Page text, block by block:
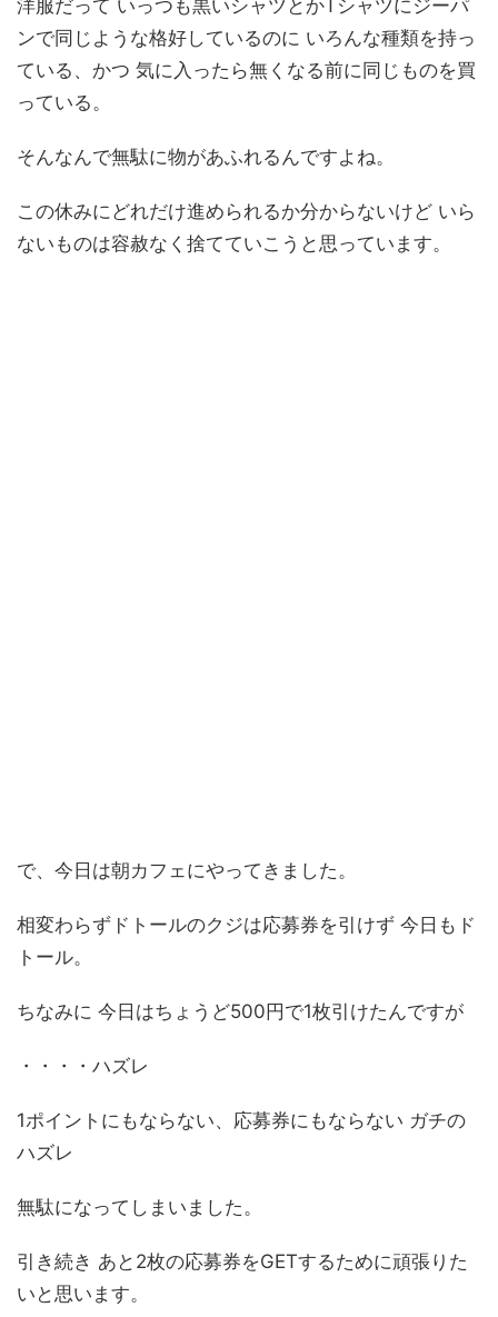
洋服だって いっつも黒いシャツとかTシャツにジーパ
ンで同じような格好しているのに いろんな種類を持っ
ている、かつ 気に入ったら無くなる前に同じものを買
っている。
そんなんで無駄に物があふれるんですよね。
この休みにどれだけ進められるか分からないけど いら
ないものは容赦なく捨てていこうと思っています。
で、今日は朝カフェにやってきました。
相変わらずドトールのクジは応募券を引けず 今日もド
トール。
ちなみに 今日はちょうど500円で1枚引けたんですが
・・・・ハズレ
1ポイントにもならない、応募券にもならない ガチの
ハズレ
無駄になってしまいました。
引き続き あと2枚の応募券をGETするために頑張りた
いと思います。